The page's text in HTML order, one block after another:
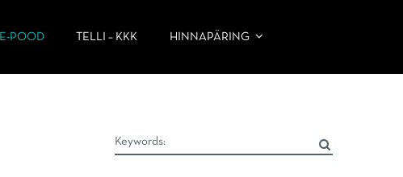
E-POOD TELLI – KKK HINNAPÄRING